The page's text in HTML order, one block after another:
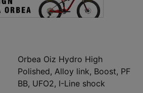
Orbea Oiz Hydro High
Polished, Alloy link, Boost, PF
BB, UFO2, I-Line shock